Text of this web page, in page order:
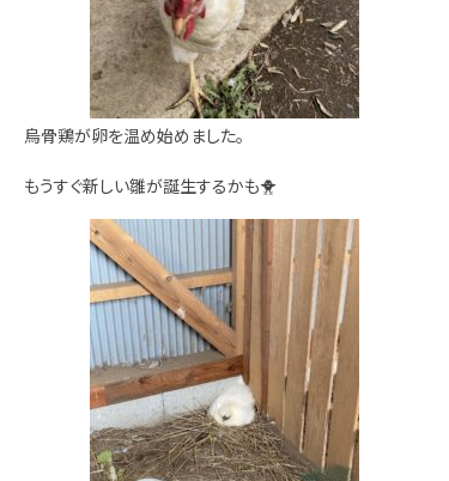
烏骨鶏が卵を温め始めました。
もうすぐ新しい雛が誕生するかも🐥